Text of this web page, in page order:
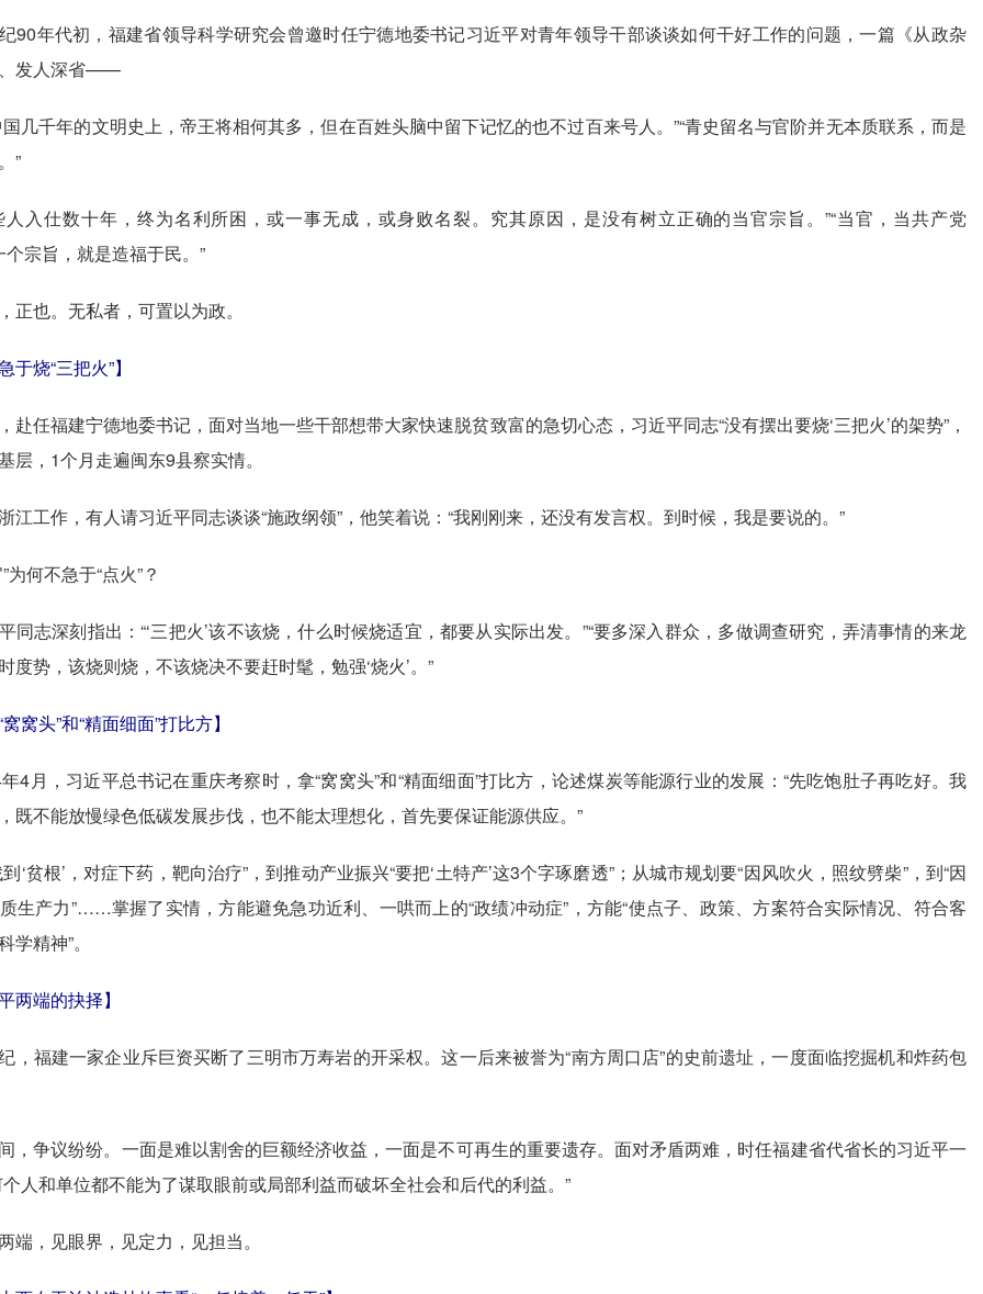
代初，福建省领导科学研究会曾邀时任宁德地委书记习近平对青年领导干部谈谈如何干好工作的问题，一篇《从政杂
发人深省——
千年的文明史上，帝王将相何其多，但在百姓头脑中留下记忆的也不过百来号人。”“青史留名与官阶并无本质联系，而是
”
仕数十年，终为名利所困，或一事无成，或身败名裂。究其原因，是没有树立正确的当官宗旨。”“当官，当共产党
个宗旨，就是造福于民。”
。无私者，可置以为政。
于烧“三把火”】
福建宁德地委书记，面对当地一些干部想带大家快速脱贫致富的急切心态，习近平同志“没有摆出要烧‘三把火’的架势”，
层，1个月走遍闽东9县察实情。
作，有人请习近平同志谈谈“施政纲领”，他笑着说：“我刚刚来，还没有发言权。到时候，我是要说的。”
不急于“点火”？
深刻指出：“‘三把火’该不该烧，什么时候烧适宜，都要从实际出发。”“要多深入群众，多做调查研究，弄清事情的来龙
度势，该烧则烧，不该烧决不要赶时髦，勉强‘烧火’。”
窝头”和“精面细面”打比方】
，习近平总书记在重庆考察时，拿“窝窝头”和“精面细面”打比方，论述煤炭等能源行业的发展：“先吃饱肚子再吃好。我
既不能放慢绿色低碳发展步伐，也不能太理想化，首先要保证能源供应。”
根’，对症下药，靶向治疗”，到推动产业振兴“要把‘土特产’这3个字琢磨透”；从城市规划要“因风吹火，照纹劈柴”，到“因
生产力”……掌握了实情，方能避免急功近利、一哄而上的“政绩冲动症”，方能“使点子、政策、方案符合实际情况、符合客
精神”。
两端的抉择】
建一家企业斥巨资买断了三明市万寿岩的开采权。这一后来被誉为“南方周口店”的史前遗址，一度面临挖掘机和炸药包
议纷纷。一面是难以割舍的巨额经济收益，一面是不可再生的重要遗存。面对矛盾两难，时任福建省代省长的习近平一
人和单位都不能为了谋取眼前或局部利益而破坏全社会和后代的利益。”
见眼界，见定力，见担当。